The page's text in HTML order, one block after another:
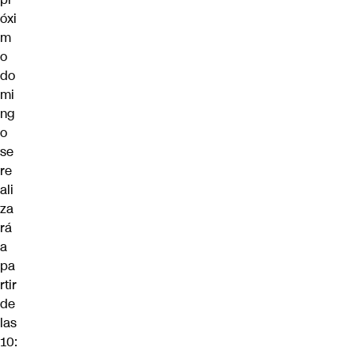
óxi
m
o
do
mi
ng
o
se
re
ali
za
rá
a
pa
rtir
de
las
10: